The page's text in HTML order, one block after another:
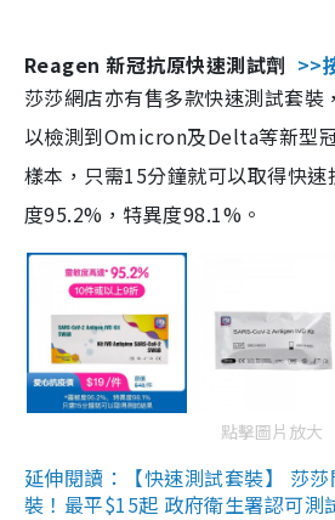
Reagen 新冠抗原快速測試劑 >>
莎莎網店亦有售多款快速測試套裝
以檢測到Omicron及Delta等新型
樣本，只需15分鐘就可以取得快
度95.2%，特異度98.1%。
點擊圖片放大
延伸閱讀：【快速測試套裝】 莎
裝！最平$15起 政府衛生署認可測